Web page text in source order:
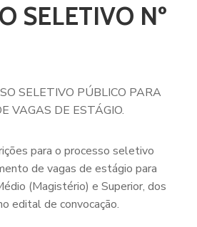
SELETIVO Nº
SELETIVO PÚBLICO PARA
VAGAS DE ESTÁGIO.
para o processo seletivo
de vagas de estágio para
(Magistério) e Superior, dos
edital de convocação.